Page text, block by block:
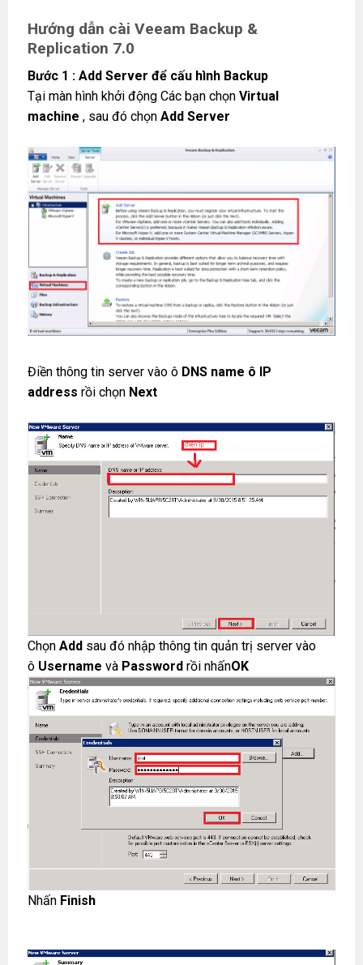
Hướng dẫn cài Veeam Backup &
Replication 7.0
Bước 1 : Add Server để cấu hình Backup
Tại màn hình khởi động Các bạn chọn Virtual
machine , sau đó chọn Add Server
Điền thông tin server vào ô DNS name ô IP
address rồi chọn Next
Chọn Add sau đó nhập thông tin quản trị server vào
ô Username và Password rồi nhấnOK
Nhấn Finish